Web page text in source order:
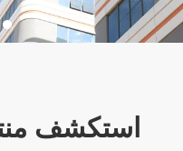
استكشف